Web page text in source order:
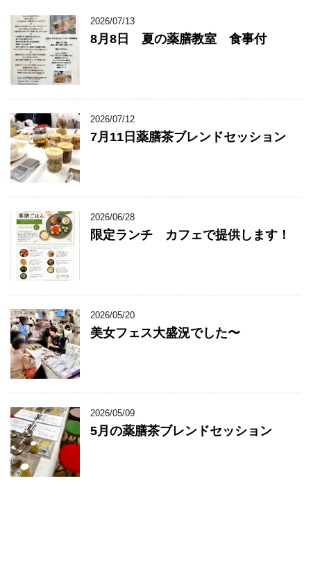
2026/07/13
8月8日 夏の薬膳教室 食事付
2026/07/12
7月11日薬膳茶ブレンドセッション
2026/06/28
限定ランチ カフェで提供します！
2026/05/20
美女フェス大盛況でした〜
2026/05/09
5月の薬膳茶ブレンドセッション